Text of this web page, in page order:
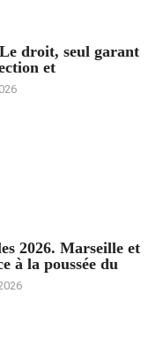
droit, seul garant
et
2026. Marseille et
à la poussée du